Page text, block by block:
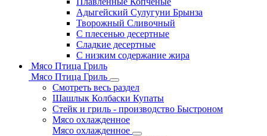
Адыгейский Сулугуни Брынза
Творожный Сливочный
С плесенью десертные
Сладкие десертные
С низким содержание жира
Мясо Птица Гриль
Мясо Птица Гриль
Смотреть весь раздел
Шашлык Колбаски Купаты
Стейк и гриль - производство Быстроном
Мясо охлажденное
Мясо охлажденное